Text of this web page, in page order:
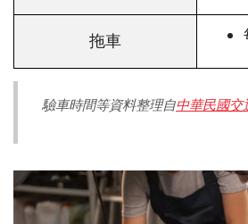
拖車
驗車時間等資料整理自中華民國交